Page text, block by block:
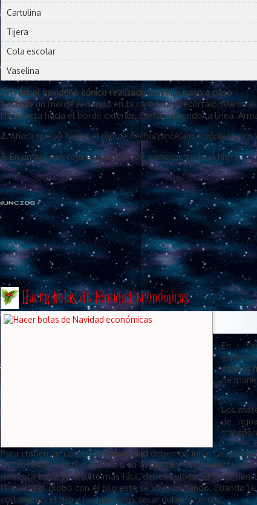
Cartulina
Tijera
Cola escolar
Vaselina
DIY: Árbol navideño cónico realizado con hilo paso a paso
1.Dibuja un molde redondo en la cartulina y recórtalo. Marca
línea recta hacia el borde exterior. Corta siguiendo la línea.
2.Ahora que ya tienes el molde hecho, pincélalo completo con
3.En un bol con cola escolar y agua, sumerge todo el hilo.…
Hacer bolas de Navidad económicas
En
esferas
de
Los
de
Para comenzar con estamanualidaddebemos inflar un globo
ir colocándole el hilo grueso a su al rededor previamente
que esta tarea te resulte más fácil, debes colocar el
la vuelta al globo con el hilo este se vaya pegando. Cuando
cortaremos el hilo y lo dejaremos secar durante un día.